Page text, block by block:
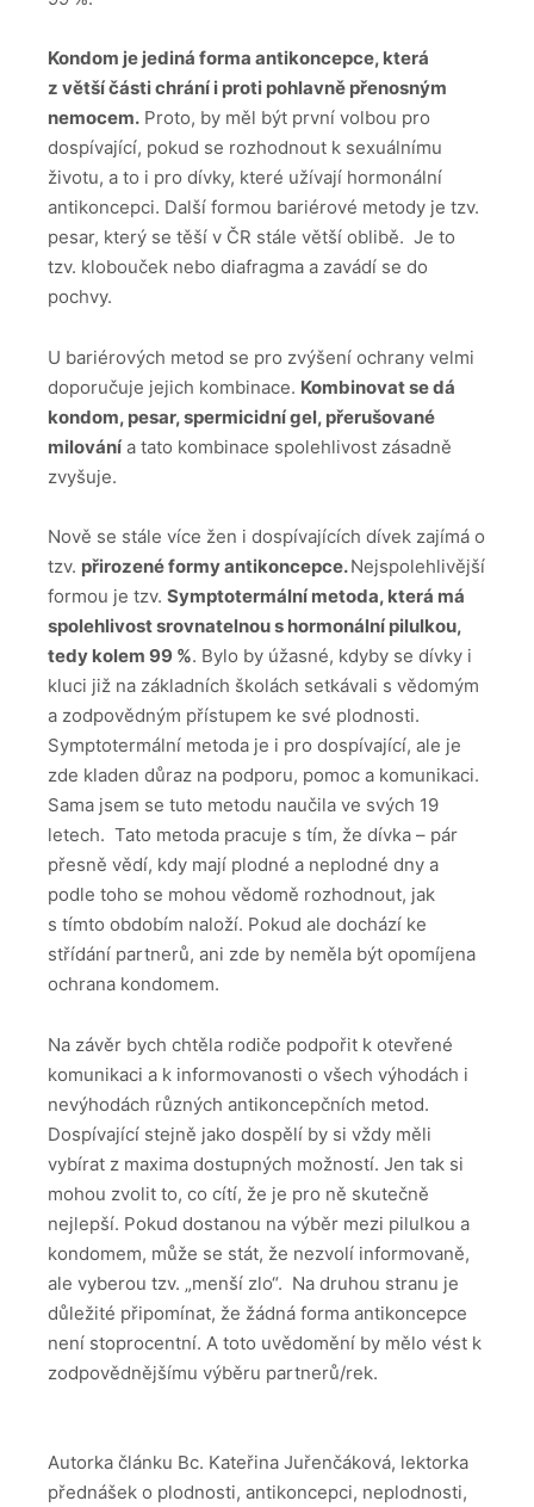
Kondom je jediná forma antikoncepce, která
z větší části chrání i proti pohlavně přenosným
nemocem. Proto, by měl být první volbou pro
dospívající, pokud se rozhodnout k sexuálnímu
životu, a to i pro dívky, které užívají hormonální
antikoncepci. Další formou bariérové metody je tzv.
pesar, který se těší v ČR stále větší oblibě. Je to
tzv. klobouček nebo diafragma a zavádí se do
pochvy.
U bariérových metod se pro zvýšení ochrany velmi
doporučuje jejich kombinace. Kombinovat se dá
kondom, pesar, spermicidní gel, přerušované
milovánía tato kombinace spolehlivost zásadně
zvyšuje.
Nově se stále více žen i dospívajících dívek zajímá o
tzv. přirozené formy antikoncepce.Nejspolehlivější
formou je tzv. Symptotermální metoda, která má
spolehlivost srovnatelnou s hormonální pilulkou,
tedy kolem 99 %. Bylo by úžasné, kdyby se dívky i
kluci již na základních školách setkávali s vědomým
a zodpovědným přístupem ke své plodnosti.
Symptotermální metoda je i pro dospívající, ale je
zde kladen důraz na podporu, pomoc a komunikaci.
Sama jsem se tuto metodu naučila ve svých 19
letech. Tato metoda pracuje s tím, že dívka – pár
přesně vědí, kdy mají plodné a neplodné dny a
podle toho se mohou vědomě rozhodnout, jak
s tímto obdobím naloží. Pokud ale dochází ke
střídání partnerů, ani zde by neměla být opomíjena
ochrana kondomem.
Na závěr bych chtěla rodiče podpořit k otevřené
komunikaci a k informovanosti o všech výhodách i
nevýhodách různých antikoncepčních metod.
Dospívající stejně jako dospělí by si vždy měli
vybírat z maxima dostupných možností. Jen tak si
mohou zvolit to, co cítí, že je pro ně skutečně
nejlepší. Pokud dostanou na výběr mezi pilulkou a
kondomem, může se stát, že nezvolí informovaně,
ale vyberou tzv. „menší zlo“. Na druhou stranu je
důležité připomínat, že žádná forma antikoncepce
není stoprocentní. A toto uvědomění by mělo vést k
zodpovědnějšímu výběru partnerů/rek.
Autorka článku Bc. Kateřina Juřenčáková, lektorka
přednášek o plodnosti, antikoncepci, neplodnosti,